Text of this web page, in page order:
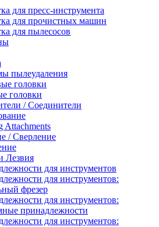
для пресс-инструмента
для прочистных машин
для пылесосов
пылеудаления
головки
головки
/ Соединители
Attachments
/ Сверление
Лезвия
для инструментов
для инструментов:
фрезер
для инструментов:
принадлежности
для инструментов: